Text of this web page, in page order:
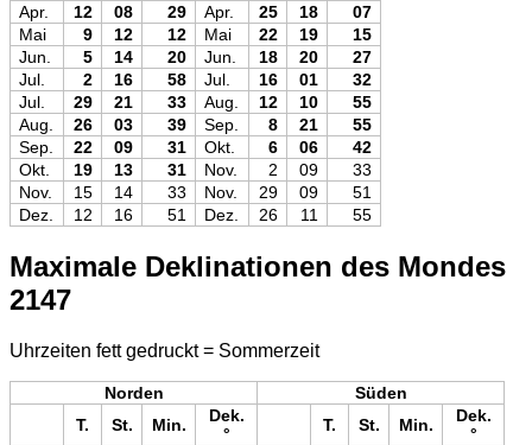
Apr.
12 08 29 Apr. 25 18
07
Mai
9 12 12 Mai 22 19
15
Jun.
5 14 20 Jun. 18 20
27
Jul.
2 16 58 Jul. 16 01
32
Jul.
29 21 33 Aug. 12 10
55
Aug.
26 03 39 Sep. 8 21
55
Sep.
22 09 31 Okt. 6 06
42
Okt.
19 13 31 Nov. 2 09
33
Nov.
15 14 33 Nov. 29 09
51
Dez.
12 16 51 Dez. 26 11 55
Maximale Deklinationen des Mondes
2147
Uhrzeiten fett gedruckt = Sommerzeit
Norden
Süden
T.
St. Min.
Dek.
°
T. St. Min.
Dek.
°